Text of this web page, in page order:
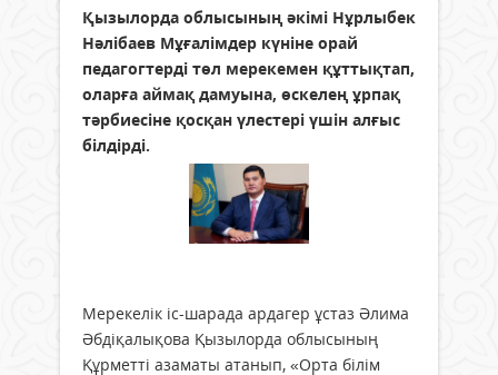
Қызылорда облысының әкімі Нұрлыбек
Нәлібаев Мұғалімдер күніне орай
педагогтерді төл мерекемен құттықтап,
оларға аймақ дамуына, өскелең ұрпақ
тәрбиесіне қосқан үлестері үшін алғыс
білдірді.
Мерекелік іс-шарада ардагер ұстаз Әлима
Әбдіқалықова Қызылорда облысының
Құрметті азаматы атанып, «Орта білім